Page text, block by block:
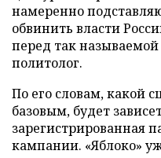
намеренно
обвинить власти
перед так
политолог.
По его словам, какой
базовым, будет
зарегистрированная
кампании. «Яблоко»